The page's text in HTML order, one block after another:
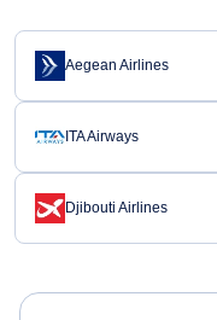
Aegean Airlines
ITA Airways
Djibouti Airlines